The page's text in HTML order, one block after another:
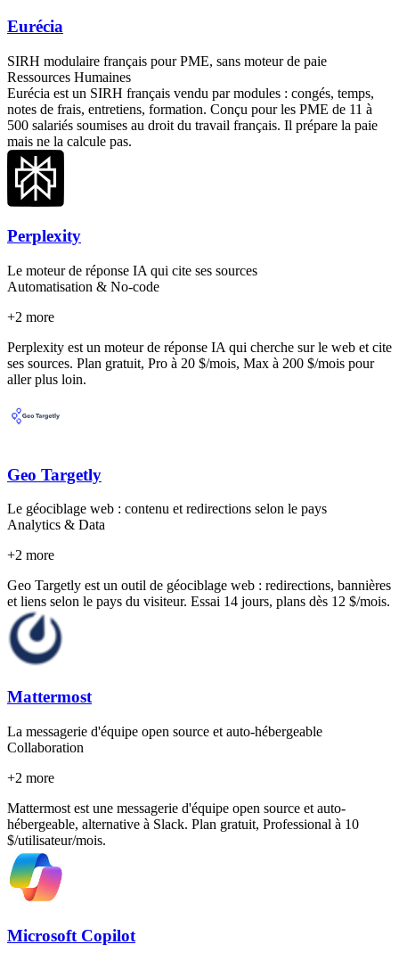
Eurécia
SIRH modulaire français pour PME, sans moteur de paie
Ressources Humaines
Eurécia est un SIRH français vendu par modules : congés, temps,
notes de frais, entretiens, formation. Conçu pour les PME de 11 à
500 salariés soumises au droit du travail français. Il prépare la paie
mais ne la calcule pas.
Perplexity
Le moteur de réponse IA qui cite ses sources
Automatisation & No-code
+2 more
Perplexity est un moteur de réponse IA qui cherche sur le web et cite
ses sources. Plan gratuit, Pro à 20 $/mois, Max à 200 $/mois pour
aller plus loin.
Geo Targetly
Le géociblage web : contenu et redirections selon le pays
Analytics & Data
+2 more
Geo Targetly est un outil de géociblage web : redirections, bannières
et liens selon le pays du visiteur. Essai 14 jours, plans dès 12 $/mois.
Mattermost
La messagerie d'équipe open source et auto-hébergeable
Collaboration
+2 more
Mattermost est une messagerie d'équipe open source et auto-
hébergeable, alternative à Slack. Plan gratuit, Professional à 10
$/utilisateur/mois.
Microsoft Copilot